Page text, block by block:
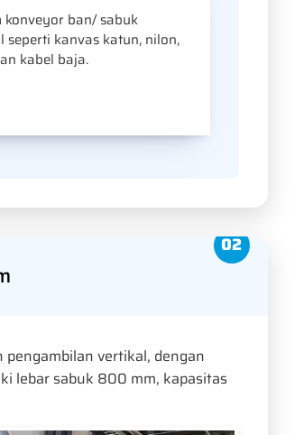
ban/ sabuk
kanvas katun, nilon,
kabel baja.
vertikal, dengan
lebar sabuk 800 mm, kapasitas